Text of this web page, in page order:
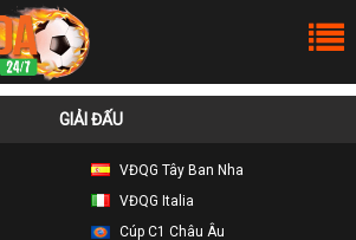
GIẢI ĐẤU
VĐQG Tây Ban Nha
VĐQG Italia
Cúp C1 Châu Âu